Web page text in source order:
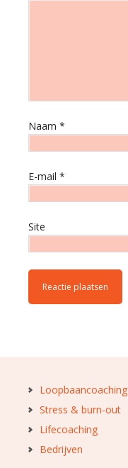
Naam *
E-mail *
Site
Loopbaancoaching
Stress & burn-out
Lifecoaching
Bedrijven